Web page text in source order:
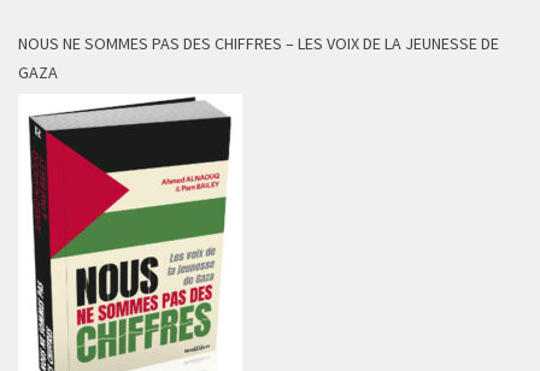
NOUS NE SOMMES PAS DES CHIFFRES – LES VOIX DE LA JEUNESSE DE
GAZA